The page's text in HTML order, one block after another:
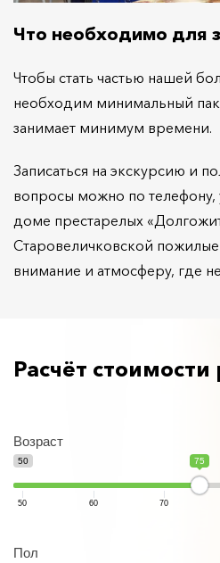
Что необходимо для
Чтобы стать частью нашей
необходим минимальный
занимает минимум времени.
Записаться на экскурсию и
вопросы можно по телефону,
доме престарелых
Старовеличковской
внимание и атмосферу, где
Расчёт